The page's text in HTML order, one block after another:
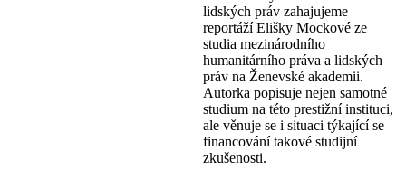
lidských práv zahajujeme
reportáží Elišky Mockové ze
studia mezinárodního
humanitárního práva a lidských
práv na Ženevské akademii.
Autorka popisuje nejen samotné
studium na této prestižní instituci,
ale věnuje se i situaci týkající se
financování takové studijní
zkušenosti.